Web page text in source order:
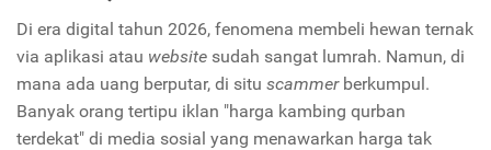
Di era digital tahun 2026, fenomena membeli hewan ternak
via aplikasi atau website sudah sangat lumrah. Namun, di
mana ada uang berputar, di situ scammerberkumpul.
Banyak orang tertipu iklan "harga kambing qurban
terdekat" di media sosial yang menawarkan harga tak